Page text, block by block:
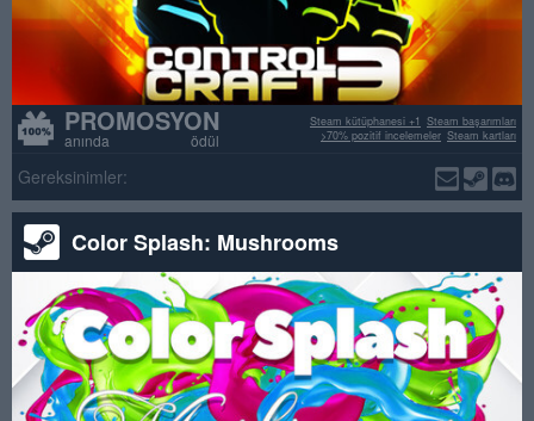
PROMOSYON
anında ödül
Steam başarımları
Steam kütüphanesi +1
Steam kartları
>70% pozitif incelemeler
Gereksinimler:
Color Splash: Mushrooms